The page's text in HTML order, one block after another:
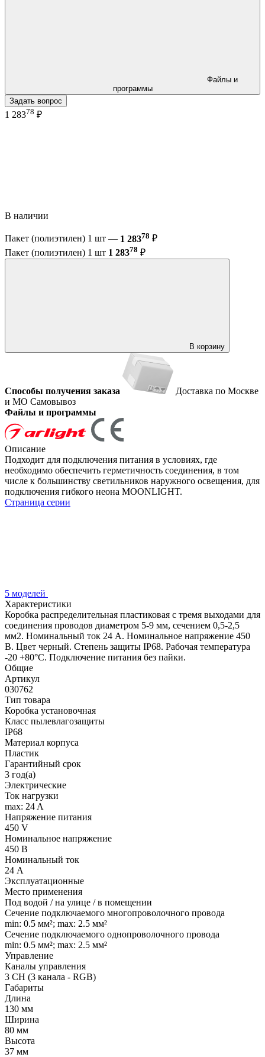
программы
Задать вопрос
1 28378 ₽
В наличии
Пакет (полиэтилен) 1 шт — 1 28378 ₽
Пакет (полиэтилен) 1 шт 1 28378 ₽
В корзину
Способы получения заказа
Доставка по Москве
и МО Самовывоз
Файлы и программы
Описание
Подходит для подключения питания в условиях, где
необходимо обеспечить герметичность соединения, в том
числе к большинству светильников наружного освещения, для
подключения гибкого неона MOONLIGHT.
Страница серии
5 моделей
Характеристики
Коробка распределительная пластиковая с тремя выходами для
соединения проводов диаметром 5-9 мм, сечением 0,5-2,5
мм2. Номинальный ток 24 А. Номинальное напряжение 450
В. Цвет черный. Степень защиты IP68. Рабочая температура
-20 +80°С. Подключение питания без пайки.
Общие
Артикул
030762
Тип товара
Коробка установочная
Класс пылевлагозащиты
IP68
Материал корпуса
Пластик
Гарантийный срок
3 год(а)
Электрические
Ток нагрузки
max: 24 A
Напряжение питания
450 V
Номинальное напряжение
450 В
Номинальный ток
24 А
Эксплуатационные
Место применения
Под водой / на улице / в помещении
Сечение подключаемого многопроволочного провода
min: 0.5 мм²; max: 2.5 мм²
Сечение подключаемого однопроволочного провода
min: 0.5 мм²; max: 2.5 мм²
Управление
Каналы управления
3 CH (3 канала - RGB)
Габариты
Длина
130 мм
Ширина
80 мм
Высота
37 мм